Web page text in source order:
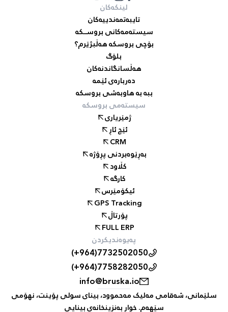
لینکەکان
تایبەتمەندییەکان
سیستەمەکانی بروســکە
بۆچی بروسکە هەڵبژێرم؟
بلۆگ
هەڵسانگاندنەکان
دەربارەی ئێمە
ببە بە هاوبەشی بروسکە
سیستەمی بروسکە
ژمێریاری
ئێچ ئاڕ
CRM
بەڕێوەبردنی پڕۆژە
کڵاود
کارگە
ئیکۆمێرس
GPS Tracking
پۆرتاڵ
FULL ERP
پەیوەندیکردن
(+964)7732502050
(+964)7758282050
info@bruska.io
سلێمانی، شەقامی مەلیک مەحموود، بینای سولی پۆینت، نهۆمی
سێهەم. خوار بەنزینخانەی بینایی